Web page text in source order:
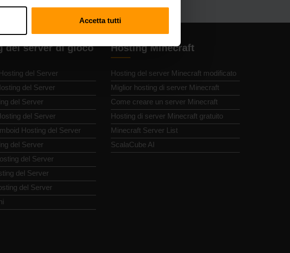
Accetta tutti
del server di gioco
del Server
del Server
del Server
del Server
Hosting del Server
del Server
del Server
del Server
del Server
Hosting Minecraft
Hosting del server Minecraft modificato
Miglior hosting di server Minecraft
Come creare un server Minecraft
Hosting di server Minecraft gratuito
Minecraft Server List
ScalaCube AI